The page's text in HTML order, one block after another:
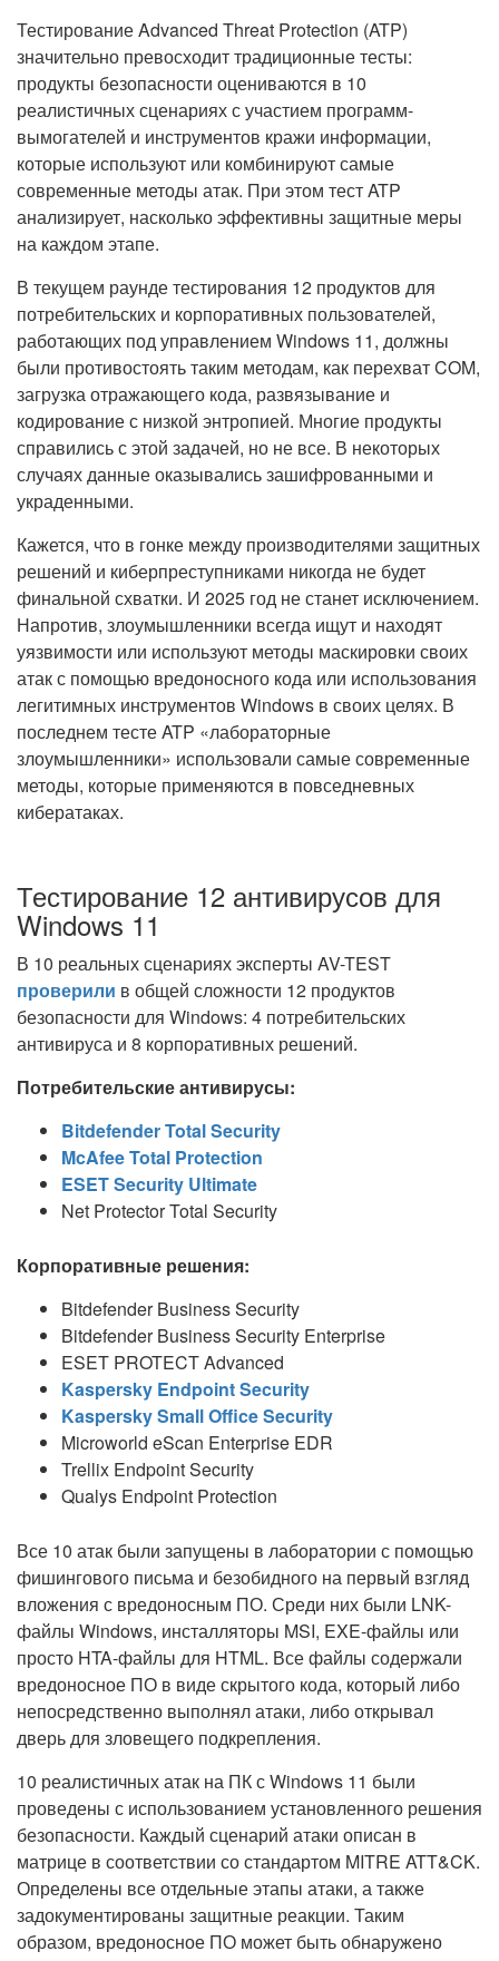
Тестирование Advanced Threat Protection (ATP)
значительно превосходит традиционные тесты:
продукты безопасности оцениваются в 10
реалистичных сценариях с участием программ-
вымогателей и инструментов кражи информации,
которые используют или комбинируют самые
современные методы атак. При этом тест ATP
анализирует, насколько эффективны защитные меры
на каждом этапе.
В текущем раунде тестирования 12 продуктов для
потребительских и корпоративных пользователей,
работающих под управлением Windows 11, должны
были противостоять таким методам, как перехват COM,
загрузка отражающего кода, развязывание и
кодирование с низкой энтропией. Многие продукты
справились с этой задачей, но не все. В некоторых
случаях данные оказывались зашифрованными и
украденными.
Кажется, что в гонке между производителями защитных
решений и киберпреступниками никогда не будет
финальной схватки. И 2025 год не станет исключением.
Напротив, злоумышленники всегда ищут и находят
уязвимости или используют методы маскировки своих
атак с помощью вредоносного кода или использования
легитимных инструментов Windows в своих целях. В
последнем тесте ATP «лабораторные
злоумышленники» использовали самые современные
методы, которые применяются в повседневных
кибератаках.
Тестирование 12 антивирусов для
Windows 11
В 10 реальных сценариях эксперты AV-TEST
проверили в общей сложности 12 продуктов
безопасности для Windows: 4 потребительских
антивируса и 8 корпоративных решений.
Потребительские антивирусы:
Bitdefender Total Security
McAfee Total Protection
ESET Security Ultimate
Net Protector Total Security
Корпоративные решения:
Bitdefender Business Security
Bitdefender Business Security Enterprise
ESET PROTECT Advanced
Kaspersky Endpoint Security
Kaspersky Small Office Security
Microworld eScan Enterprise EDR
Trellix Endpoint Security
Qualys Endpoint Protection
Все 10 атак были запущены в лаборатории с помощью
фишингового письма и безобидного на первый взгляд
вложения с вредоносным ПО. Среди них были LNK-
файлы Windows, инсталляторы MSI, EXE-файлы или
просто HTA-файлы для HTML. Все файлы содержали
вредоносное ПО в виде скрытого кода, который либо
непосредственно выполнял атаки, либо открывал
дверь для зловещего подкрепления.
10 реалистичных атак на ПК с Windows 11 были
проведены с использованием установленного решения
безопасности. Каждый сценарий атаки описан в
матрице в соответствии со стандартом MITRE ATT&CK.
Определены все отдельные этапы атаки, а также
задокументированы защитные реакции. Таким
образом, вредоносное ПО может быть обнаружено